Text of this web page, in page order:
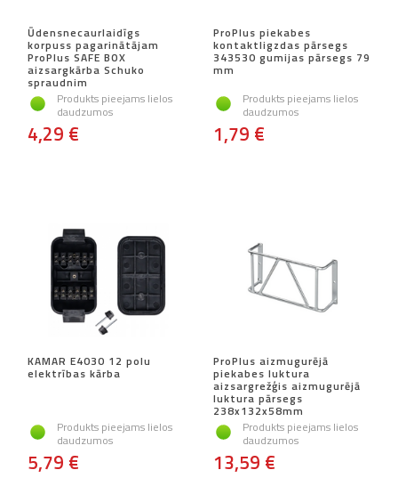
Ūdensnecaurlaidīgs
korpuss pagarinātājam
ProPlus SAFE BOX
aizsargkārba Schuko
spraudnim
Produkts pieejams lielos
daudzumos
4,29 €
ProPlus piekabes
kontaktligzdas pārsegs
343530 gumijas pārsegs 79
mm
Produkts pieejams lielos
daudzumos
1,79 €
KAMAR E4030 12 polu
elektrības kārba
Produkts pieejams lielos
daudzumos
5,79 €
ProPlus aizmugurējā
piekabes luktura
aizsargrežģis aizmugurējā
luktura pārsegs
238x132x58mm
Produkts pieejams lielos
daudzumos
13,59 €